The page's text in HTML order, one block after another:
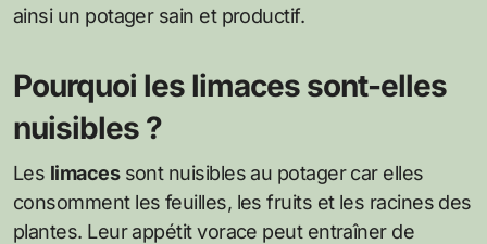
ainsi un potager sain et productif.
Pourquoi les limaces sont-elles
nuisibles ?
Les limacessont nuisibles au potager car elles
consomment les feuilles, les fruits et les racines des
plantes. Leur appétit vorace peut entraîner de